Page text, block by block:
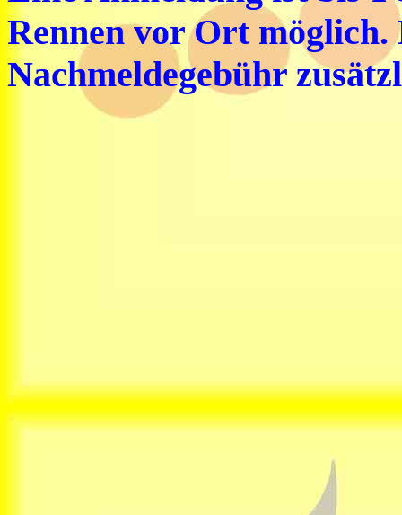
Rennen vor Ort möglich.
Nachmeldegebühr